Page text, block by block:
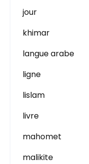
jour
khimar
langue arabe
ligne
lislam
livre
mahomet
malikite